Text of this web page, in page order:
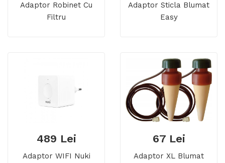
Adaptor Robinet Cu
Filtru
Adaptor Sticla Blumat
Easy
489 Lei
Adaptor WIFI Nuki
67 Lei
Adaptor XL Blumat